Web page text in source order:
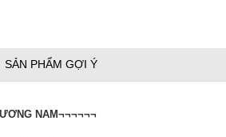
SẢN PHẨM GỢI Ý
NAM¬¬¬¬¬¬